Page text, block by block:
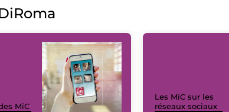
MiC
Les MiC sur les
réseaux sociaux